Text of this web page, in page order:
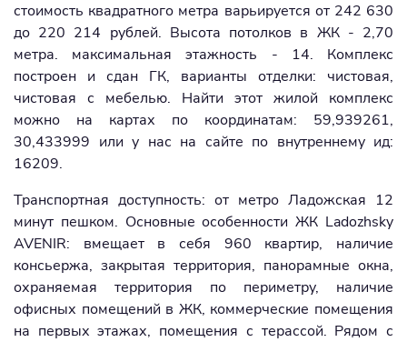
стоимость квадратного метра варьируется от 242 630
до 220 214 рублей. Высота потолков в ЖК - 2,70
метра. максимальная этажность - 14. Комплекс
построен и сдан ГК, варианты отделки: чистовая,
чистовая с мебелью. Найти этот жилой комплекс
можно на картах по координатам: 59,939261,
30,433999 или у нас на сайте по внутреннему ид:
16209.
Транспортная доступность: от метро Ладожская 12
минут пешком. Основные особенности ЖК Ladozhsky
AVENIR: вмещает в себя 960 квартир, наличие
консьержа, закрытая территория, панорамные окна,
охраняемая территория по периметру, наличие
офисных помещений в ЖК, коммерческие помещения
на первых этажах, помещения с терассой. Рядом с